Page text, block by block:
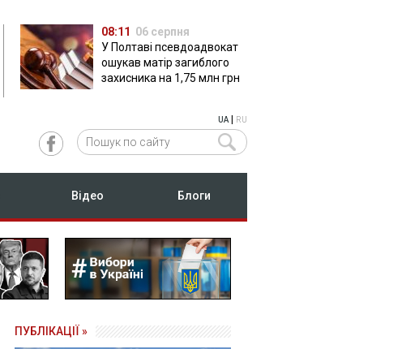
08:11 06 серпня
У Полтаві псевдоадвокат
ошукав матір загиблого
захисника на 1,75 млн грн
UA| RU
Відео Блоги
ПУБЛІКАЦІЇ »